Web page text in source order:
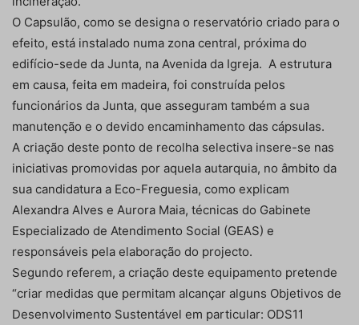
O Capsulão, como se designa o reservatório criado para o
efeito, está instalado numa zona central, próxima do
edifício-sede da Junta, na Avenida da Igreja. A estrutura
em causa, feita em madeira, foi construída pelos
funcionários da Junta, que asseguram também a sua
manutenção e o devido encaminhamento das cápsulas.
A criação deste ponto de recolha selectiva insere-se nas
iniciativas promovidas por aquela autarquia, no âmbito da
sua candidatura a Eco-Freguesia, como explicam
Alexandra Alves e Aurora Maia, técnicas do Gabinete
Especializado de Atendimento Social (GEAS) e
responsáveis pela elaboração do projecto.
Segundo referem, a criação deste equipamento pretende
“criar medidas que permitam alcançar alguns Objetivos de
Desenvolvimento Sustentável em particular: ODS11